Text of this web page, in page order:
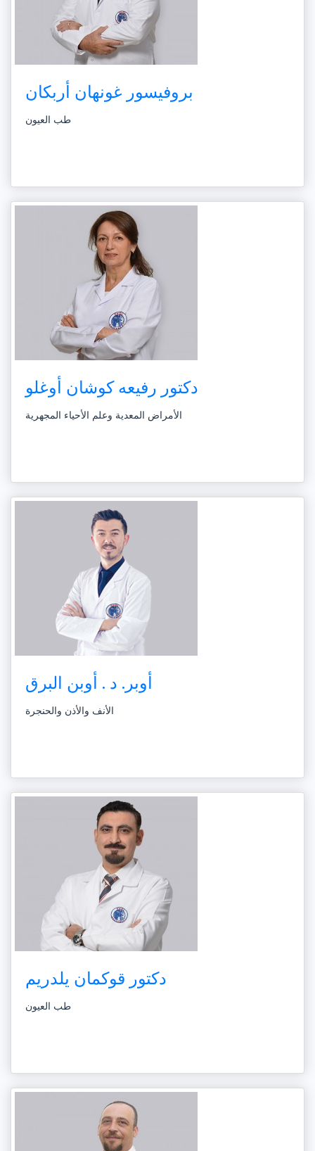
بروفيسور غونهان أربكان
طب العيون
دكتور رفيعه كوشان أوغلو
الأمراض المعدية وعلم الأحياء المجهرية
أوبر. د . أوبن البرق
الأنف والأذن والحنجرة
دكتور قوكمان يلدريم
طب العيون